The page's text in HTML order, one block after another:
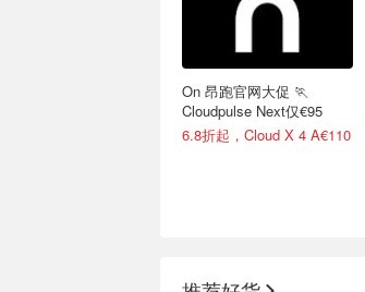
On 昂跑官网大促 🏃
Cloudpulse Next仅€95
6.8折起，Cloud X 4 A€110